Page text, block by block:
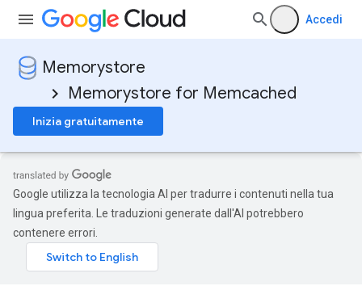
Accedi
Memorystore
Memorystore for Memcached
Inizia gratuitamente
Google utilizza la tecnologia AI per tradurre i contenuti nella tua
lingua preferita. Le traduzioni generate dall'AI potrebbero
contenere errori.